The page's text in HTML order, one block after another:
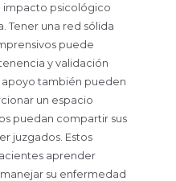
impacto psicológico
Tener una red sólida
puede
y validación
también pueden
un espacio
puedan compartir sus
juzgados. Estos
aprender
su enfermedad